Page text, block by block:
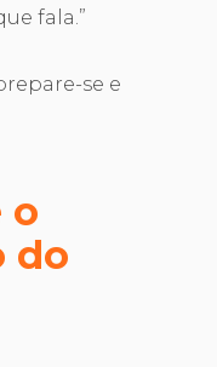
fala.”
se e
o
do